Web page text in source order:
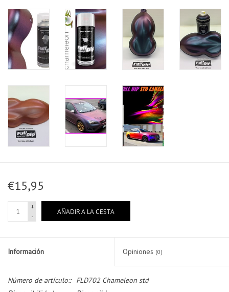
€15,95
+
-
AÑADIR A LA CESTA
Información Opiniones (0)
Número de artículo::
FLD702 Chameleon std